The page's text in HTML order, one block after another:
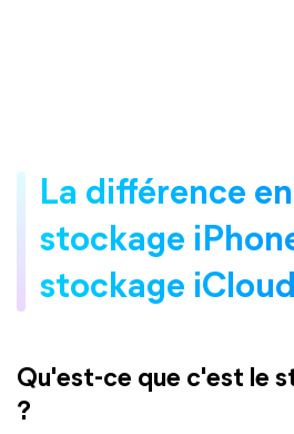
La différence
stockage
stockage iCloud
Qu'est-ce que c'est le
?